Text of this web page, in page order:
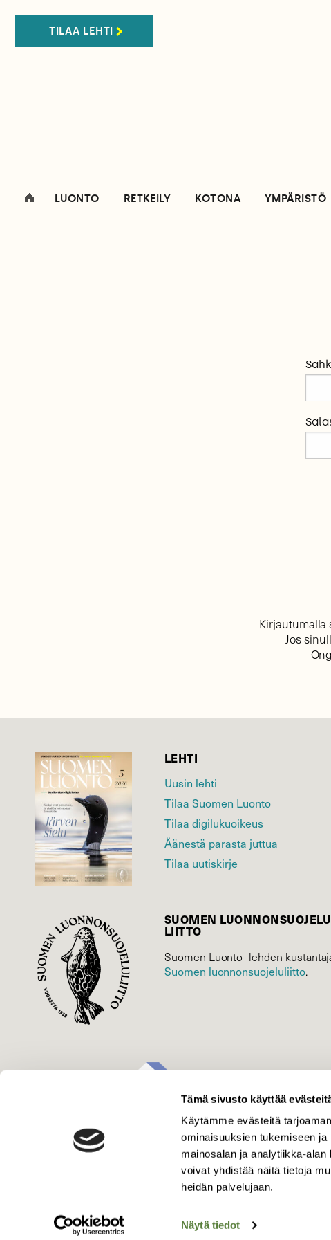
Tämä sivusto käyttää
Käytämme evästeitä
ominaisuuksien tukemiseen
mainosalan ja analytiikka-
voivat yhdistää näitä tietoja
heidän palvelujaan.
Näytä tiedot
TILAA LEHTI
LUONTO RETKEILY KOTONA YMPÄRISTÖ
Kirjautumalla
Jos
LEHTI
Uusin lehti
Tilaa Suomen Luonto
Tilaa digilukuoikeus
Äänestä parasta juttua
Tilaa uutiskirje
SUOMEN
LIITTO
Suomen Luonto -lehden
Suomen luonnonsuojelu­liitto.